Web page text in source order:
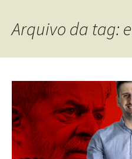
Arquivo da tag: